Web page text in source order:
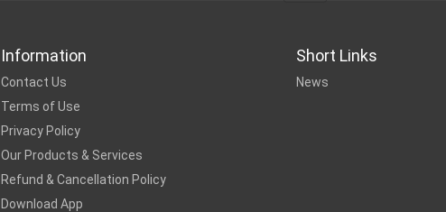
Information
Contact Us
Terms of Use
Privacy Policy
Our Products & Services
Refund & Cancellation Policy
Download App
Short Links
News